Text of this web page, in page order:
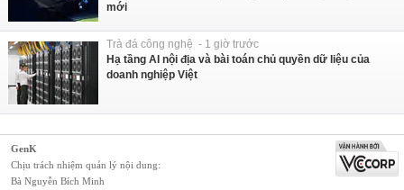
mới
Trà đá công nghệ - 1 giờ trước
Hạ tầng AI nội địa và bài toán chủ quyền dữ liệu của
doanh nghiệp Việt
GenK
Chịu trách nhiệm quản lý nội dung:
Bà Nguyễn Bích Minh